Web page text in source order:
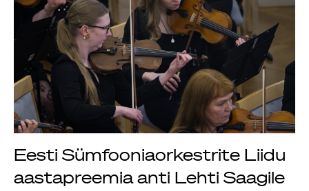
4.detsembril 2023
Pauluse kirikus
XIX Gaudeamus
Vilniuses 2022
Tantsuetendus
"Loodud jääma"
Eesti Sümfooniaorkestrite Liidu
aastapreemia anti Lehti Saagile